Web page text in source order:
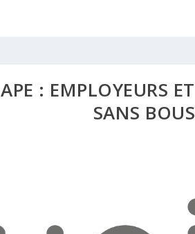
APE : EMPLOYEURS
SANS